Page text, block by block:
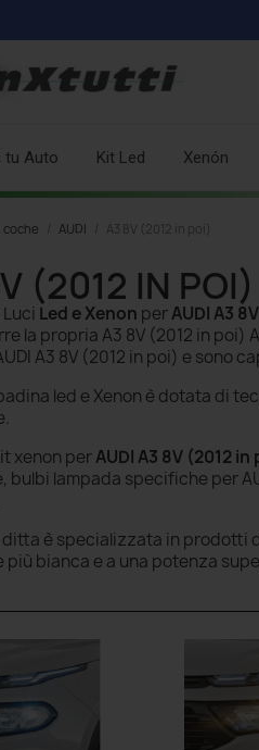
tu Auto Kit Led Xenón
coche AUDI A3 8V (2012 in poi)
(2012 IN POI)
Led e Xenon perAUDI A3
la propria A3 8V (2012 in poi)
A3 8V (2012 in poi) e sono
led e Xenon è dotata di
xenon perAUDI A3 8V (2012 in
bulbi lampada specifiche per
ditta è specializzata in prodotti
più bianca e a una potenza